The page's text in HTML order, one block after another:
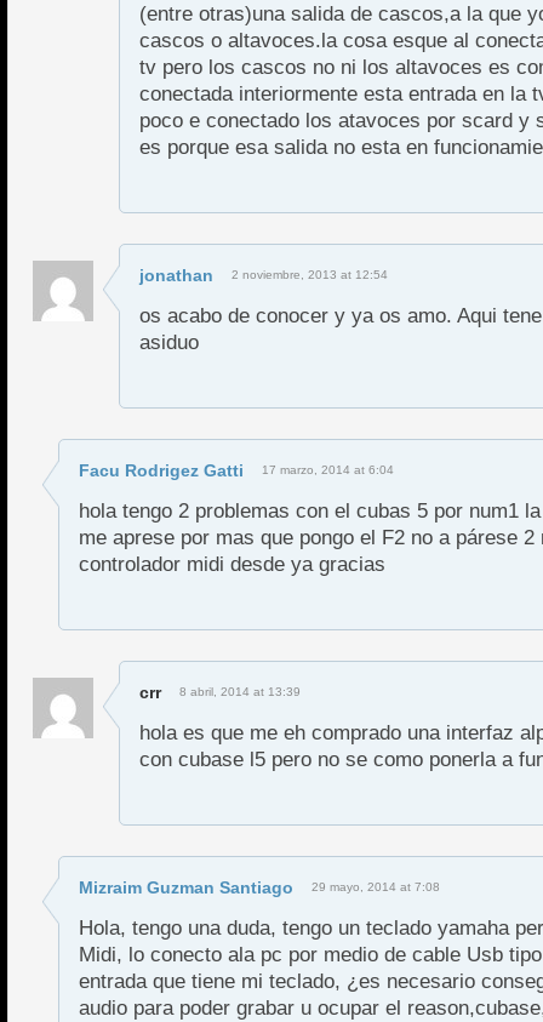
(entre otras)una salida de cascos,a la que
cascos o altavoces.la cosa esque al
tv pero los cascos no ni los altavoces es
conectada interiormente esta entrada en la
poco e conectado los atavoces por scard y
es porque esa salida no esta en
jonathan 2 noviembre, 2013 at 12:54
os acabo de conocer y ya os amo. Aqui
asiduo
Facu Rodrigez Gatti 17 marzo, 2014 at 6:04
hola tengo 2 problemas con el cubas 5 por num1
me aprese por mas que pongo el F2 no a párese 2
controlador midi desde ya gracias
crr 8 abril, 2014 at 13:39
hola es que me eh comprado una interfaz
con cubase l5 pero no se como ponerla a
Mizraim Guzman Santiago 29 mayo, 2014 at 7:08
Hola, tengo una duda, tengo un teclado yamaha
Midi, lo conecto ala pc por medio de cable Usb
entrada que tiene mi teclado, ¿es necesario
audio para poder grabar u ocupar el